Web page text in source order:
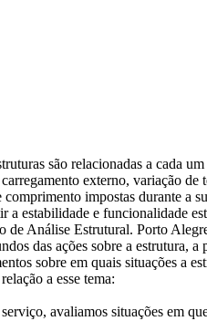
são relacionadas a cada
externo, variação de
impostas durante a
a estabilidade e funcionalidade
Análise Estrutural. Porto
das ações sobre a estrutura,
sobre em quais situações a
a esse tema:
avaliamos situações em